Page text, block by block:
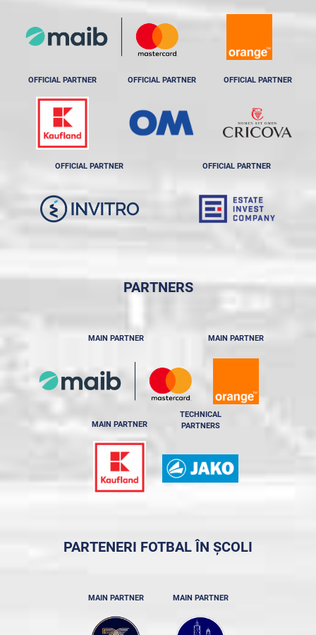
OFFICIAL PARTNER OFFICIAL PARTNER OFFICIAL PARTNER
OFFICIAL PARTNER OFFICIAL PARTNER
PARTNERS
MAIN PARTNER MAIN PARTNER
MAIN PARTNER
TECHNICAL
PARTNERS
PARTENERI FOTBAL ÎN ȘCOLI
MAIN PARTNER MAIN PARTNER